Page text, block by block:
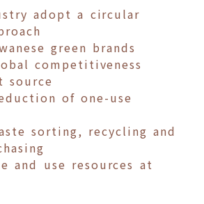
adopt a circular
green brands
competitiveness
source
of one-use
sorting, recycling and
and use resources at